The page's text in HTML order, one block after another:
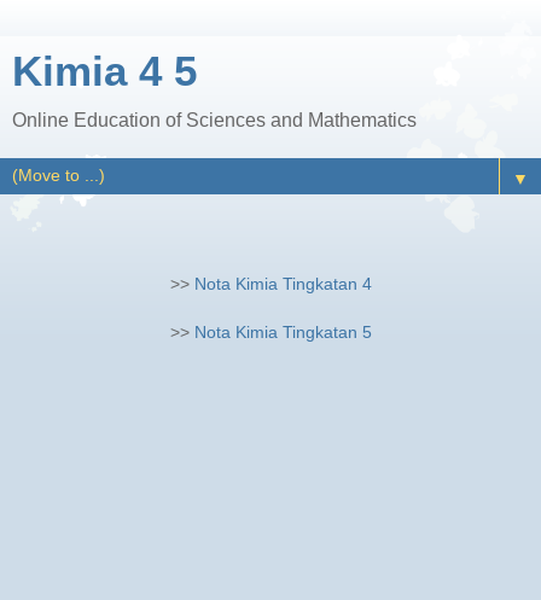
Kimia 4 5
Online Education of Sciences and Mathematics
▼
>> Nota Kimia Tingkatan 4
>> Nota Kimia Tingkatan 5